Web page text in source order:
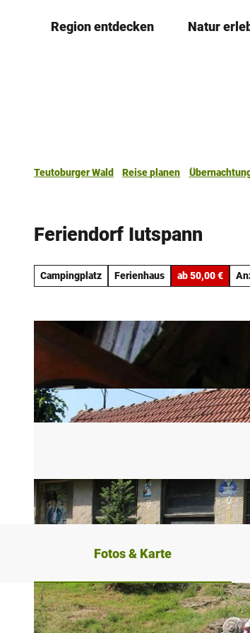
Region entdecken Natur
Teutoburger Wald Reise planen
Feriendorf Iutspann
Campingplatz Ferienhaus ab 50,00 €
Fotos & Karte